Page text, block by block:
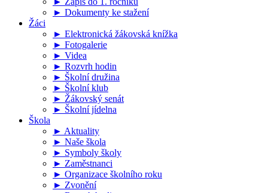
► Dokumenty ke stažení
Žáci
► Elektronická žákovská knížka
► Fotogalerie
► Videa
► Rozvrh hodin
► Školní družina
► Školní klub
► Žákovský senát
► Školní jídelna
Škola
► Aktuality
► Naše škola
► Symboly školy
► Zaměstnanci
► Organizace školního roku
► Zvonění